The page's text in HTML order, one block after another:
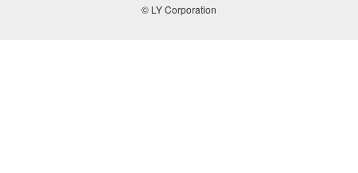
© LY Corporation